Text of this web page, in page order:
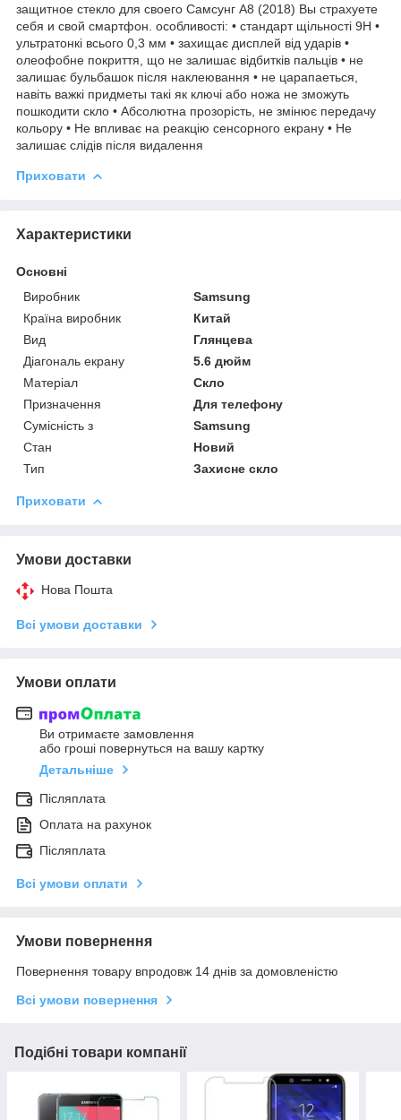
защитное стекло для своего Самсунг A8 (2018) Вы страхуете
себя и свой смартфон. особливості: • стандарт щільності 9H •
ультратонкі всього 0,3 мм • захищає дисплей від ударів •
олеофобне покриття, що не залишає відбитків пальців • не
залишає бульбашок після наклеювання • не царапаеться,
навіть важкі придметы такі як ключі або ножа не зможуть
пошкодити скло • Абсолютна прозорість, не змінює передачу
кольору • Не впливає на реакцію сенсорного екрану • Не
залишає слідів після видалення
Приховати
Характеристики
Основні
Виробник
Samsung
Країна виробник
Китай
Вид
Глянцева
Діагональ екрану
5.6 дюйм
Матеріал
Скло
Призначення
Для телефону
Сумісність з
Samsung
Стан
Новий
Тип
Захисне скло
Приховати
Умови доставки
Нова Пошта
Всі умови доставки
Умови оплати
Ви отримаєте замовлення
або гроші повернуться на вашу картку
Детальніше
Післяплата
Оплата на рахунок
Післяплата
Всі умови оплати
Умови повернення
Повернення товару впродовж 14 днів за домовленістю
Всі умови повернення
Подібні товари компанії